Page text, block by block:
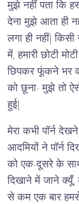
मुझे नहीं पता कि
देना मुझे आता ही
लगा ही नहीं|
में, हमारी छोटी
छिपकर फूंकने भर
को छूना- मुझे तो
हुई|
मेरा कभी पॉर्न
आदमियों ने पॉर्न
को एक-दूसरे के
दिखाने में जाने
से कम एक बार